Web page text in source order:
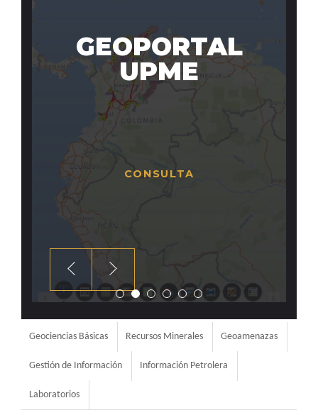
Geociencias Básicas Recursos Minerales Geoamenazas
Gestión de Información Información Petrolera
Laboratorios